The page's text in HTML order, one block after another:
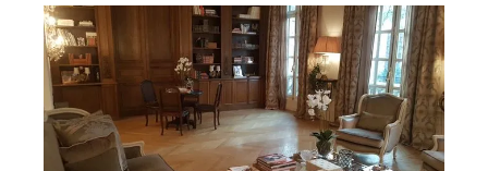
PARIS 75016
191,78 m , 6 pièces
Ref : 10266
Appartement F6 à louer
9 900 €